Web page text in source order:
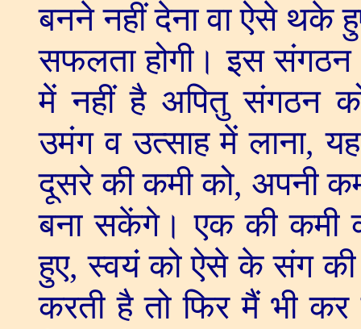
बनने नहीं देना वा ऐसे थके
सफलता होगी। इस
में नहीं है अपितु संगठन
उमंग व उत्साह में लाना,
दूसरे की कमी को, अपनी
बना सकेंगे। एक की कमी
हुए,स्वयं को ऐसे के संग की
करती है तो फिर मैं भी